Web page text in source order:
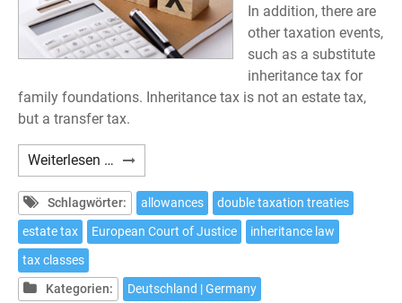
In addition, there are
other taxation events,
such as a substitute
inheritance tax for
family foundations. Inheritance tax is not an estate tax,
but a transfer tax.
Weiterlesen … German
Inheritance
Tax
Schlagwörter: allowances
double taxation treaties
estate tax
European Court of Justice
inheritance law
tax classes
Kategorien:
Deutschland | Germany